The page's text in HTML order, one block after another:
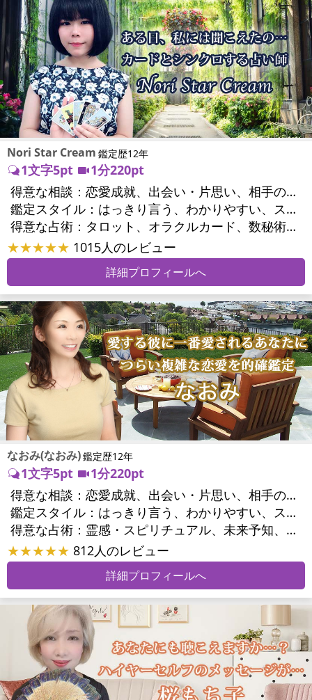
Nori Star Cream 鑑定歴12年
1文字5pt
1分220pt
得意な相談：
恋愛成就、出会い・片思い、相手の気持ち、相性、結婚、二人の今後、複雑な恋愛、浮気、不倫、復縁、離婚、同性愛・LGBT、人間関係、対人関係、仕事運、人生全般、目標、ビジネスチャンス、家庭問題、夫婦問題、親族問題、心の問題、人生相談
鑑定スタイル：
はっきり言う、わかりやすい、スピード鑑定、具体的、友達のように相談できる、聞き上手、とても話しやすい、じっくり聞いてくれる、愛にあふれ温かい、勇気をくれる、前向き・元気になれる
得意な占術：
タロット、オラクルカード、数秘術、易学、ルーン、サイコロ、カウンセリング、オリジナル占術、ルノルマンカード
★★★★★ 1015人のレビュー
詳細プロフィールへ
なおみ(なおみ)鑑定歴12年
1文字5pt
1分220pt
得意な相談：
恋愛成就、出会い・片思い、相手の気持ち、相性、縁結び、結婚、男心・女心、二人の今後、複雑な恋愛、三角関係、略奪愛、浮気、不倫、復活愛、復縁、離婚、人間関係、職場の人間関係、対人関係、仕事運、就職、人生全般、夢、夫婦関係、家庭問題、夫婦問題、シングルマザー、精神問題、トラウマ、ストレス、人生相談
鑑定スタイル：
はっきり言う、わかりやすい、スピード鑑定、簡潔、情報量が多い、友達のように相談できる、聞き上手、とても話しやすい、深く濃厚、勇気をくれる、前向き・元気になれる、実力派
得意な占術：
霊感・スピリチュアル、未来予知、オーラ、エネルギー調整、タロット、オラクルカード、数秘術、ヒーリング、カウンセリング、オリジナル占術
★★★★★ 812人のレビュー
詳細プロフィールへ